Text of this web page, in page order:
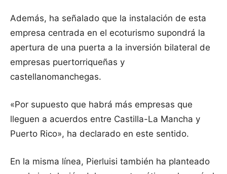
Además, ha señalado que la instalación de esta
empresa centrada en el ecoturismo supondrá la
apertura de una puerta a la inversión bilateral de
empresas puertorriqueñas y
castellanomanchegas.
«Por supuesto que habrá más empresas que
lleguen a acuerdos entre Castilla-La Mancha y
Puerto Rico», ha declarado en este sentido.
En la misma línea, Pierluisi también ha planteado